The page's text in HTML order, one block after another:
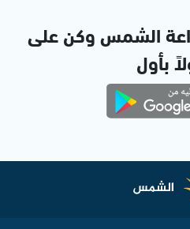
الشمس وكن على
بأول